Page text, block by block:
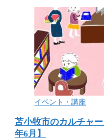
イベント・講座
苫小牧市のカルチャ
年6月】